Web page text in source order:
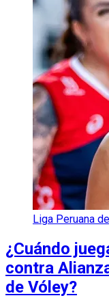
Liga Peruana
¿Cuándo
contra
de Vóley?